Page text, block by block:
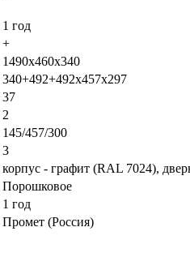
1 год
+
1490x460x340
340+492+492x457x297
37
2
145/457/300
3
корпус - графит (RAL 7024),
Порошковое
1 год
Промет (Россия)